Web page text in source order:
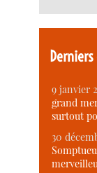
9 janvier
grand
surtout
30